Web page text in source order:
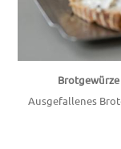
Brotgewürze
Ausgefallenes